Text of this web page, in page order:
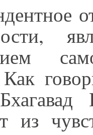
Как
из